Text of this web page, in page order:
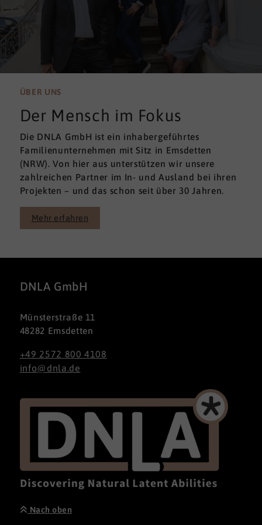
ÜBER UNS
Der Mensch im Fokus
Die DNLA GmbH ist ein inhabergeführtes
Familienunternehmen mit Sitz in Emsdetten
(NRW). Von hier aus unterstützen wir unsere
zahlreichen Partner im In- und Ausland bei ihren
Projekten – und das schon seit über 30 Jahren.
Mehr erfahren
DNLA GmbH
Münsterstraße 11
48282 Emsdetten
+49 2572 800 4108
info@dnla.de
Nach oben